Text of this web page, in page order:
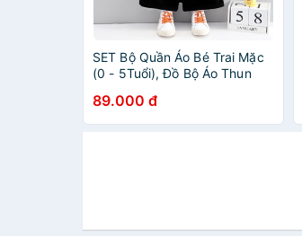
SET Bộ Quần Áo Bé Trai Mặc
(0 - 5Tuổi), Đồ Bộ Áo Thun
Khũng Long Ngộ Ngĩnh -
KEYER KIDS SZ97
89.000 đ